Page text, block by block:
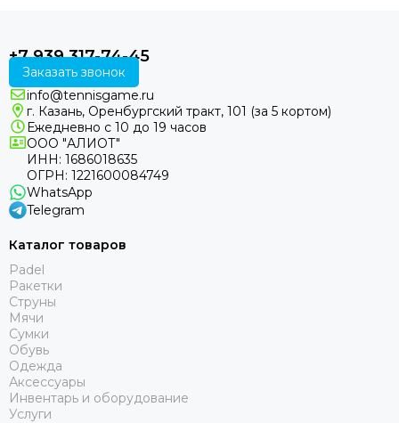
+7 939 317-74-45
Заказать звонок
info@tennisgame.ru
г. Казань, Оренбургский тракт, 101 (за 5 кортом)
Ежедневно с 10 до 19 часов
ООО "АЛИОТ"
ИНН: 1686018635
ОГРН: 1221600084749
WhatsApp
Telegram
Каталог товаров
Padel
Ракетки
Струны
Мячи
Сумки
Обувь
Одежда
Аксессуары
Инвентарь и оборудование
Услуги